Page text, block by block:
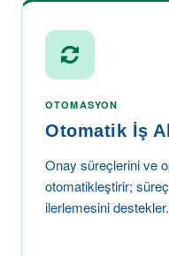
OTOMASYON
Otomatik İş
Onay süreçlerini ve
otomatikleştirir;
ilerlemesini destekler.